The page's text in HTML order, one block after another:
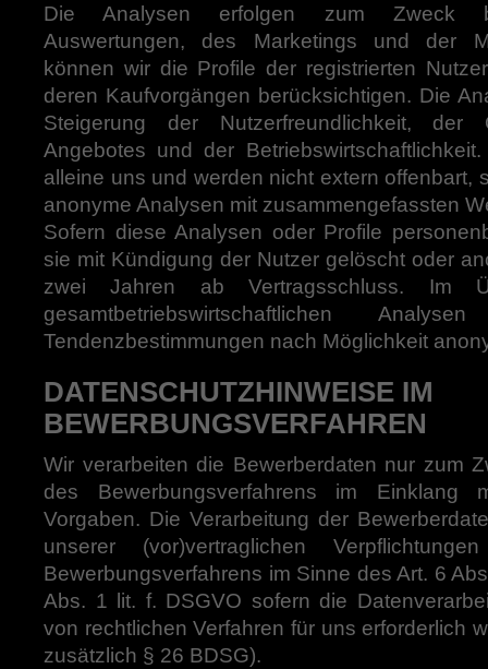
Die Analysen erfolgen zum Zweck
Auswertungen, des Marketings und der
können wir die Profile der registrierten
deren Kaufvorgängen berücksichtigen. Die
Steigerung der Nutzerfreundlichkeit, der
Angebotes und der
alleine uns und werden nicht extern offenbart,
anonyme Analysen mit zusammengefassten
Sofern diese Analysen oder Profile
sie mit Kündigung der Nutzer gelöscht oder
zwei Jahren ab Vertragsschluss. Im
gesamtbetriebswirtschaftlichen
Tendenzbestimmungen nach Möglichkeit
DATENSCHUTZHINWEISE IM
BEWERBUNGSVERFAHREN
Wir verarbeiten die Bewerberdaten nur zum
des Bewerbungsverfahrens im Einklang
Vorgaben. Die Verarbeitung der
unserer (vor)vertraglichen
Bewerbungsverfahrens im Sinne des Art. 6
Abs. 1 lit. f. DSGVO sofern die
von rechtlichen Verfahren für uns erforderlich
zusätzlich § 26 BDSG).